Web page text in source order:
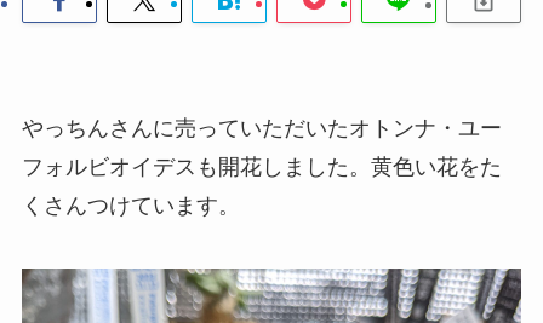
やっちんさんに売っていただいたオトンナ・ユー
フォルビオイデスも開花しました。黄色い花をた
くさんつけています。